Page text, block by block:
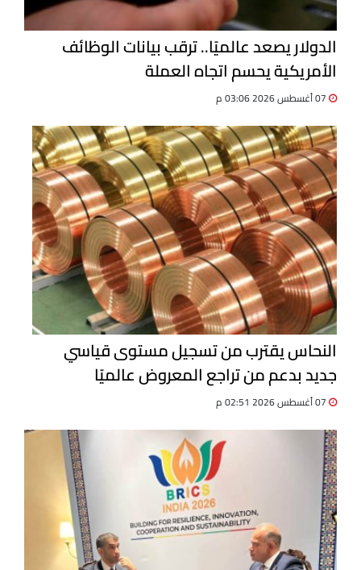
الدولار يصعد عالميًا.. ترقب بيانات الوظائف
الأمريكية يحسم اتجاه العملة
النحاس يقترب من تسجيل مستوى قياسي
جديد بدعم من تراجع المعروض عالميًا